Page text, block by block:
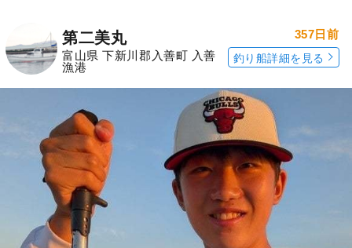
第二美丸
富山県 下新川郡入善町 入善
漁港
357日前
釣り船詳細を見る